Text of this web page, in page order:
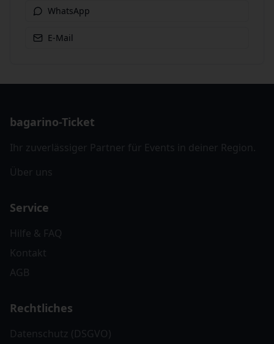
WhatsApp
E-Mail
bagarino-Ticket
Ihr zuverlässiger Partner für Events in deiner Region.
Über uns
Service
Hilfe & FAQ
Kontakt
AGB
Rechtliches
Datenschutz (DSGVO)